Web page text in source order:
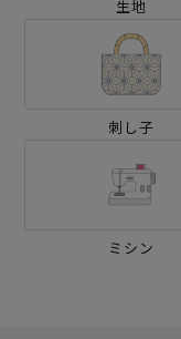
生地
刺し子
ミシン